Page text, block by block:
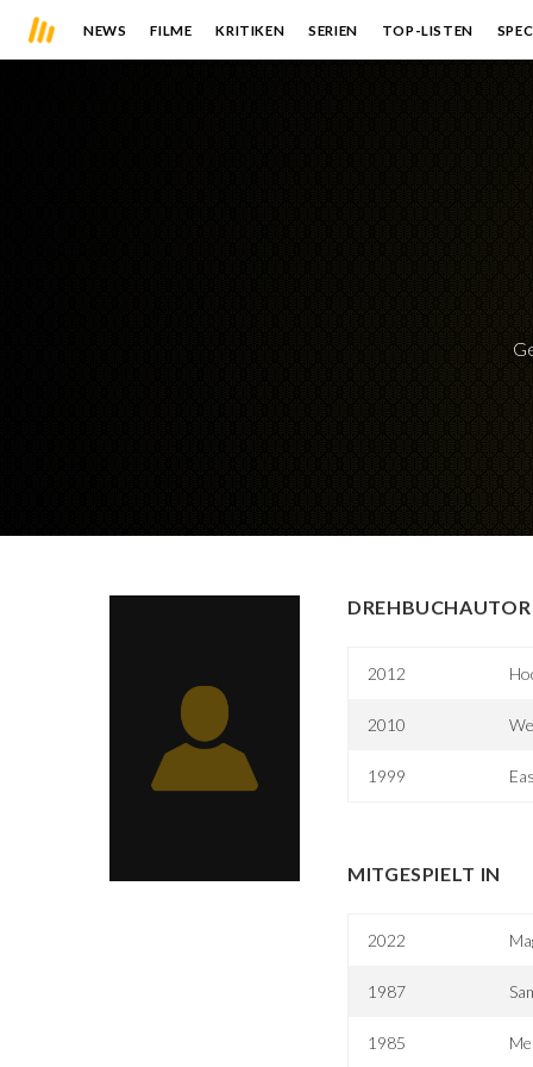
NEWS FILME KRITIKEN SERIEN TOP-LISTEN
2012
2010
1999
MITGESPIELT IN
2022
1987
1985